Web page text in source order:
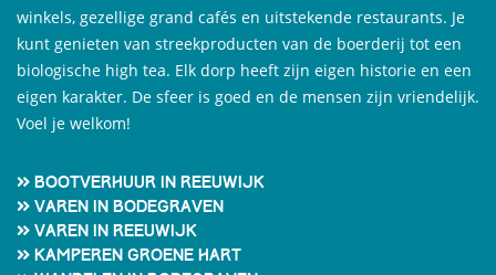
winkels, gezellige grand cafés en uitstekende restaurants. Je
kunt genieten van streekproducten van de boerderij tot een
biologische high tea. Elk dorp heeft zijn eigen historie en een
eigen karakter. De sfeer is goed en de mensen zijn vriendelijk.
Voel je welkom!
Bootverhuur in Reeuwijk
Varen in Bodegraven
Varen in Reeuwijk
Kamperen Groene Hart